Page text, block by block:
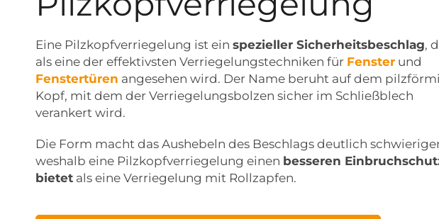
Eine Pilzkopfverriegelung ist ein spezieller Sicherheitsbeschlag,
als eine der effektivsten Verriegelungstechniken für Fenster und
Fenstertüren angesehen wird. Der Name beruht auf dem
Kopf, mit dem der Verriegelungsbolzen sicher im Schließblech
verankert wird.
Die Form macht das Aushebeln des Beschlags deutlich
weshalb eine Pilzkopfverriegelung einen besseren
bietet als eine Verriegelung mit Rollzapfen.